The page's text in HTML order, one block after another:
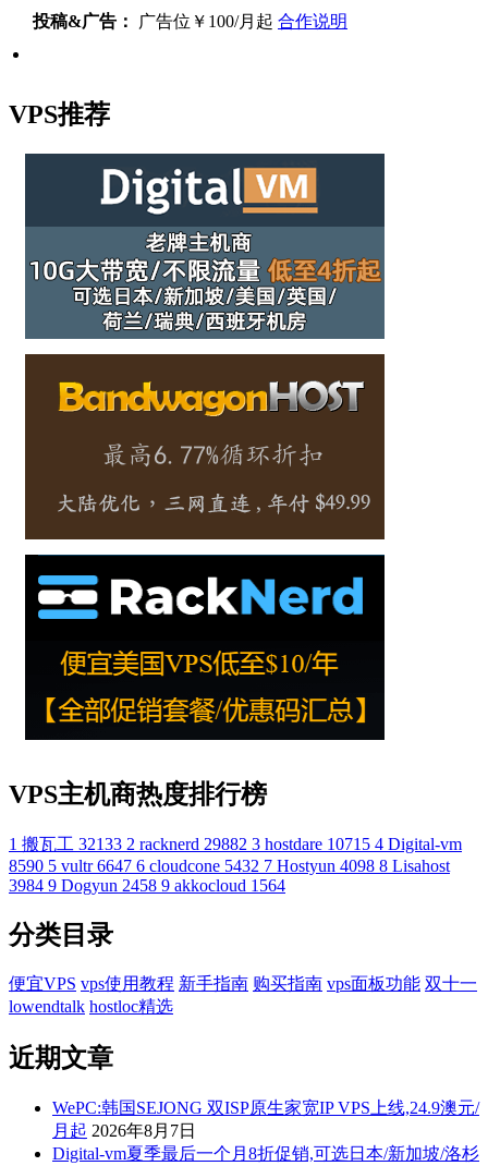
投稿&广告：
广告位￥100/月起 合作说明
VPS推荐
VPS主机商热度排行榜
1 搬瓦工 32133 2 racknerd 29882 3 hostdare 10715 4 Digital-vm
8590 5 vultr 6647 6 cloudcone 5432 7 Hostyun 4098 8 Lisahost
3984 9 Dogyun 2458 9 akkocloud 1564
分类目录
便宜VPS vps使用教程 新手指南 购买指南 vps面板功能 双十一
lowendtalk hostloc精选
近期文章
WePC:韩国SEJONG 双ISP原生家宽IP VPS上线,24.9澳元/
月起 2026年8月7日
Digital-vm夏季最后一个月8折促销,可选日本/新加坡/洛杉